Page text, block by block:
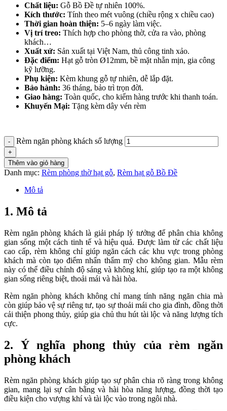
Chất liệu: Gỗ Bồ Đề tự nhiên 100%.
Kích thước: Tính theo mét vuông (chiều rộng x chiều cao)
Thời gian hoàn thiện: 5–6 ngày làm việc.
Vị trí treo: Thích hợp cho phòng thờ, cửa ra vào, phòng
khách…
Xuất xứ: Sản xuất tại Việt Nam, thủ công tinh xảo.
Đặc điểm: Hạt gỗ tròn Ø12mm, bề mặt nhẵn mịn, gia công
kỹ lưỡng.
Phụ kiện: Kèm khung gỗ tự nhiên, dễ lắp đặt.
Bảo hành: 36 tháng, bảo trì trọn đời.
Giao hàng: Toàn quốc, cho kiểm hàng trước khi thanh toán.
Khuyến Mại: Tặng kèm dây vén rèm
Rèm ngăn phòng khách số lượng
Thêm vào giỏ hàng
Danh mục: Rèm phòng thờ hạt gỗ, Rèm hạt gỗ Bồ Đề
Mô tả
1. Mô tả
Rèm ngăn phòng khách là giải pháp lý tưởng để phân chia không
gian sống một cách tinh tế và hiệu quả. Được làm từ các chất liệu
cao cấp, rèm không chỉ giúp ngăn cách các khu vực trong phòng
khách mà còn tạo điểm nhấn thẩm mỹ cho không gian. Mẫu rèm
này có thể điều chỉnh độ sáng và không khí, giúp tạo ra một không
gian sống riêng biệt, thoải mái và hài hòa.
Rèm ngăn phòng khách không chỉ mang tính năng ngăn chia mà
còn giúp bảo vệ sự riêng tư, tạo sự thoải mái cho gia đình, đồng thời
cải thiện phong thủy, giúp gia chủ thu hút tài lộc và năng lượng tích
cực.
2. Ý nghĩa phong thủy của rèm ngăn
phòng khách
Rèm ngăn phòng khách giúp tạo sự phân chia rõ ràng trong không
gian, mang lại sự cân bằng và hài hòa năng lượng, đồng thời tạo
điều kiện cho vượng khí và tài lộc vào trong ngôi nhà.